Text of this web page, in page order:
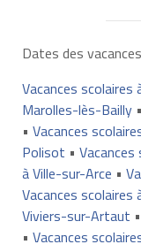
Dates des
Vacances scolaires
Marolles-lès-Bailly•
• Vacances
Polisot •
à Ville-sur-Arce •
Vacances scolaires
Viviers-sur-Artaut •
• Vacances